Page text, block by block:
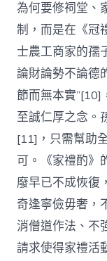
為何要修祠堂、
制，而是在《冠
士農工商家的孺
論財論勢不論德
節而無本實”[10]
至誠仁厚之念。
[11]，只需幫助
可。《家禮酌》
廢早已不成恢復
奇逢寧儉毋奢，
消僧道作法、不
請求使得家禮活